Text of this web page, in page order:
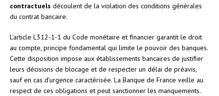
contractuels découlent de la violation des conditions générales
du contrat bancaire.
L’article L312-1-1 du Code monétaire et financier garantit le droit
au compte, principe fondamental qui limite le pouvoir des banques.
Cette disposition impose aux établissements bancaires de justifier
leurs décisions de blocage et de respecter un délai de préavis,
sauf en cas d’urgence caractérisée. La Banque de France veille au
respect de ces obligations et peut sanctionner les manquements.